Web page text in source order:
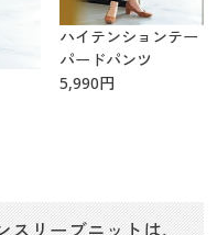
ハイテンションテー
パードパンツ
5,990円